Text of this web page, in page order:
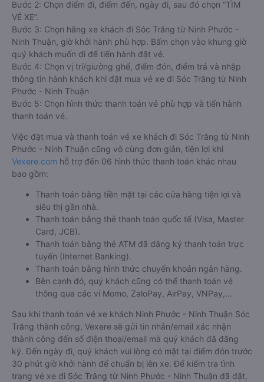
Bước 2: Chọn điểm đi, điểm đến, ngày đi, sau đó chọn “TÌM
VÉ XE”.
Bước 3: Chọn hãng xe khách đi Sóc Trăng từ Ninh Phước -
Ninh Thuận, giờ khởi hành phù hợp. Bấm chọn vào khung giờ
quý khách muốn đi để tiến hành đặt vé.
Bước 4: Chọn vị trí/giường ghế, điểm đón, điểm trả và nhập
thông tin hành khách khi đặt mua vé xe đi Sóc Trăng từ Ninh
Phước - Ninh Thuận
Bước 5: Chọn hình thức thanh toán vé phù hợp và tiến hành
thanh toán vé.
Việc đặt mua và thanh toán vé xe khách đi Sóc Trăng từ Ninh
Phước - Ninh Thuận cũng vô cùng đơn giản, tiện lợi khi
Vexere.com hỗ trợ đến 06 hình thức thanh toán khác nhau
bao gồm:
Thanh toán bằng tiền mặt tại các cửa hàng tiện lợi và
siêu thị gần nhà.
Thanh toán bằng thẻ thanh toán quốc tế (Visa, Master
Card, JCB).
Thanh toán bằng thẻ ATM đã đăng ký thanh toán trực
tuyến (Internet Banking).
Thanh toán bằng hình thức chuyển khoản ngân hàng.
Bên cạnh đó, quý khách cũng có thể thanh toán vé
thông qua các ví Momo, ZaloPay, AirPay, VNPay,…
Sau khi thanh toán vé xe khách Ninh Phước - Ninh Thuận Sóc
Trăng thành công, Vexere sẽ gửi tin nhắn/email xác nhận
thành công đến số điện thoại/email mà quý khách đã đăng
ký. Đến ngày đi, quý khách vui lòng có mặt tại điểm đón trước
30 phút giờ khởi hành để chuẩn bị lên xe. Để kiểm tra tình
trạng vé xe đi Sóc Trăng từ Ninh Phước - Ninh Thuận đã đặt,